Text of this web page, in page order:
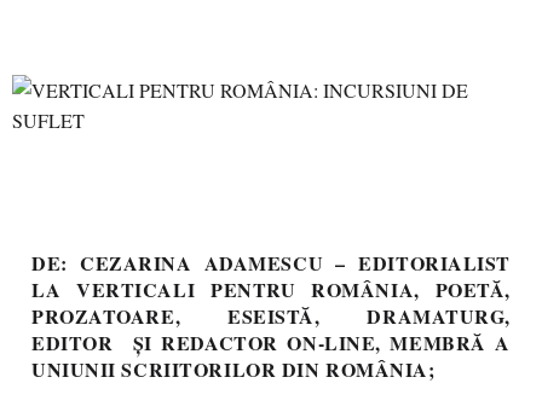
DE: CEZARINA ADAMESCU – EDITORIALIST
LA VERTICALI PENTRU ROMÂNIA, POETĂ,
PROZATOARE, ESEISTĂ, DRAMATURG,
EDITOR ŞI REDACTOR ON-LINE, MEMBRĂ A
UNIUNII SCRIITORILOR DIN ROMÂNIA;